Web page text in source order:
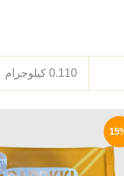
0.110 كيلوجرام
275 EGP.